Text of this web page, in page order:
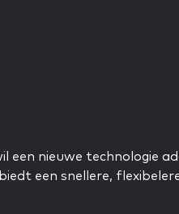
nieuwe technologie
een snellere,